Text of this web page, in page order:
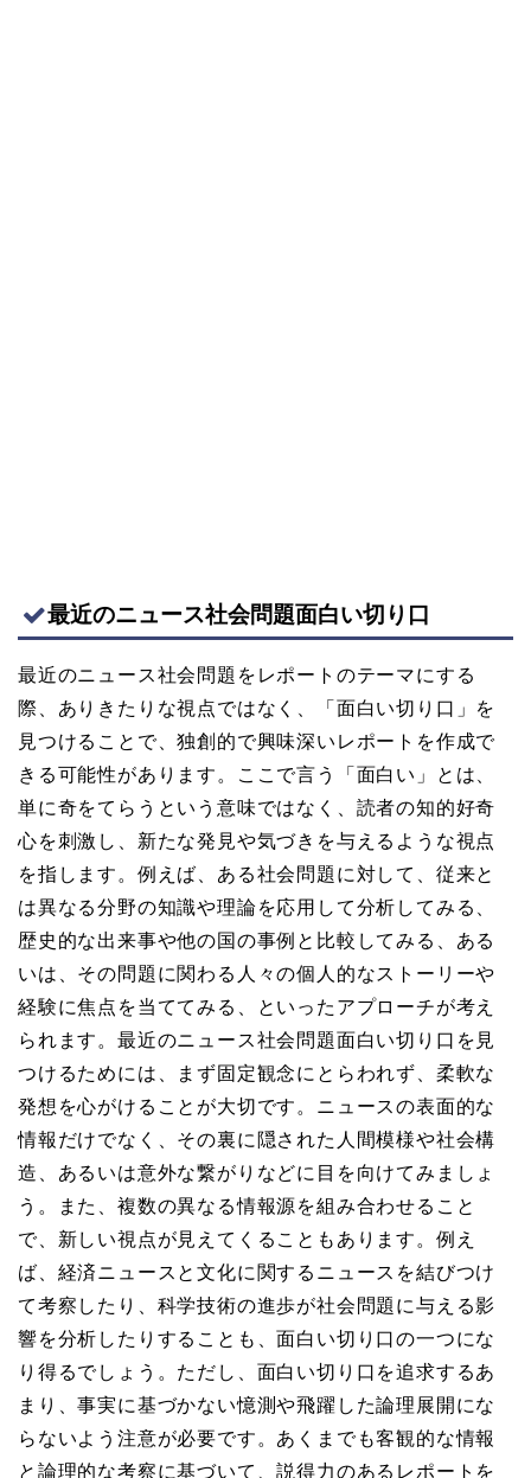
最近のニュース社会問題面白い切り口
最近のニュース社会問題をレポートのテーマにする
際、ありきたりな視点ではなく、「面白い切り口」を
見つけることで、独創的で興味深いレポートを作成で
きる可能性があります。ここで言う「面白い」とは、
単に奇をてらうという意味ではなく、読者の知的好奇
心を刺激し、新たな発見や気づきを与えるような視点
を指します。例えば、ある社会問題に対して、従来と
は異なる分野の知識や理論を応用して分析してみる、
歴史的な出来事や他の国の事例と比較してみる、ある
いは、その問題に関わる人々の個人的なストーリーや
経験に焦点を当ててみる、といったアプローチが考え
られます。最近のニュース社会問題面白い切り口を見
つけるためには、まず固定観念にとらわれず、柔軟な
発想を心がけることが大切です。ニュースの表面的な
情報だけでなく、その裏に隠された人間模様や社会構
造、あるいは意外な繋がりなどに目を向けてみましょ
う。また、複数の異なる情報源を組み合わせること
で、新しい視点が見えてくることもあります。例え
ば、経済ニュースと文化に関するニュースを結びつけ
て考察したり、科学技術の進歩が社会問題に与える影
響を分析したりすることも、面白い切り口の一つにな
り得るでしょう。ただし、面白い切り口を追求するあ
まり、事実に基づかない憶測や飛躍した論理展開にな
らないよう注意が必要です。あくまでも客観的な情報
と論理的な考察に基づいて、説得力のあるレポートを